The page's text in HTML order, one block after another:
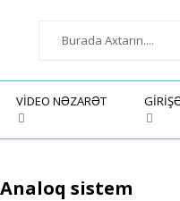
VIDEO NƏZARƏT
Analoq sistem